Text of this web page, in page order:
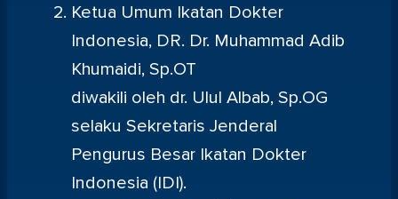
Ketua Umum Ikatan Dokter
Indonesia, DR. Dr. Muhammad Adib
Khumaidi, Sp.OT
diwakili oleh dr. Ulul Albab, Sp.OG
selaku Sekretaris Jenderal
Pengurus Besar Ikatan Dokter
Indonesia (IDI).